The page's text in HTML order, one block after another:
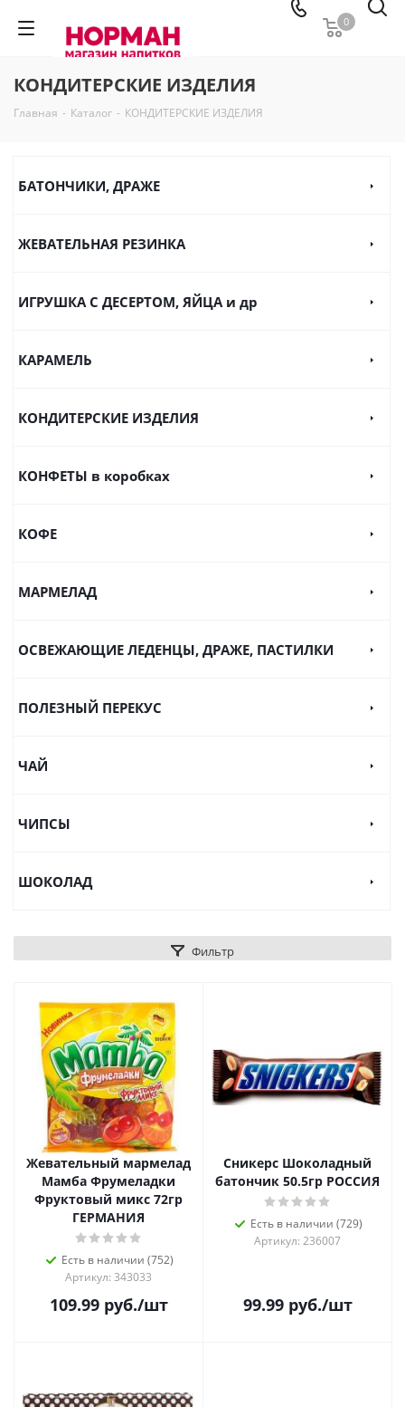
0
КОНДИТЕРСКИЕ ИЗДЕЛИЯ
Главная - Каталог - КОНДИТЕРСКИЕ ИЗДЕЛИЯ
БАТОНЧИКИ, ДРАЖЕ
ЖЕВАТЕЛЬНАЯ РЕЗИНКА
ИГРУШКА С ДЕСЕРТОМ, ЯЙЦА и др
КАРАМЕЛЬ
КОНДИТЕРСКИЕ ИЗДЕЛИЯ
КОНФЕТЫ в коробках
КОФЕ
МАРМЕЛАД
ОСВЕЖАЮЩИЕ ЛЕДЕНЦЫ, ДРАЖЕ, ПАСТИЛКИ
ПОЛЕЗНЫЙ ПЕРЕКУС
ЧАЙ
ЧИПСЫ
ШОКОЛАД
Фильтр
Жевательный мармелад
Мамба Фрумеладки
Фруктовый микс 72гр
ГЕРМАНИЯ
Есть в наличии (752)
Артикул: 343033
109.99руб./шт
Сникерс Шоколадный
батончик 50.5гр РОССИЯ
Есть в наличии (729)
Артикул: 236007
99.99руб./шт